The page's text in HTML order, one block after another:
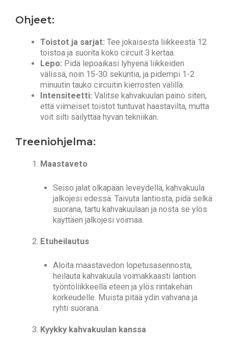
Ohjeet:
Toistot ja sarjat: Tee jokaisesta liikkeestä 12
toistoa ja suorita koko circuit 3 kertaa.
Lepo: Pidä lepoaikasi lyhyenä liikkeiden
välissä, noin 15-30 sekuntia, ja pidempi 1-2
minuutin tauko circuitin kierrosten välillä.
Intensiteetti: Valitse kahvakuulan paino siten,
että viimeiset toistot tuntuvat haastavilta, mutta
voit silti säilyttää hyvän tekniikan.
Treeniohjelma:
Maastaveto
Seiso jalat olkapään leveydellä, kahvakuula
jalkojesi edessä. Taivuta lantiosta, pidä selkä
suorana, tartu kahvakuulaan ja nosta se ylös
käyttäen jalkojesi voimaa.
Etuheilautus
Aloita maastavedon lopetusasennosta,
heilauta kahvakuula voimakkaasti lantion
työntöliikkeellä eteen ja ylös rintakehän
korkeudelle. Muista pitää ydin vahvana ja
ryhti suorana.
Kyykky kahvakuulan kanssa